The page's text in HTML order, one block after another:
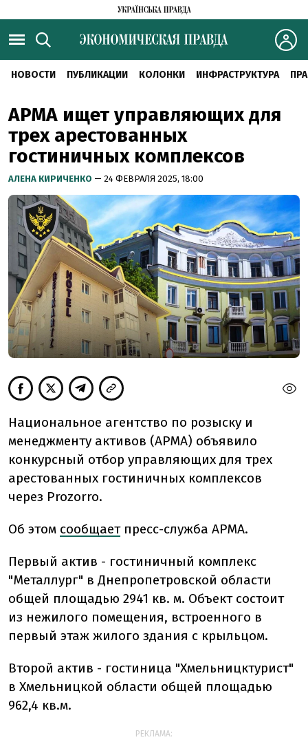
НОВОСТИ ПУБЛИКАЦИИ КОЛОНКИ ИНФРАСТРУКТУРА
АРМА ищет управляющих для
трех арестованных
гостиничных комплексов
АЛЕНА КИРИЧЕНКО — 24 ФЕВРАЛЯ 2025, 18:00
Национальное агентство по розыску и
менеджменту активов (АРМА) объявило
конкурсный отбор управляющих для трех
арестованных гостиничных комплексов
через Prozorro.
Об этом сообщаетпресс-служба АРМА.
Первый актив - гостиничный комплекс
"Металлург" в Днепропетровской области
общей площадью 2941 кв. м. Объект состоит
из нежилого помещения, встроенного в
первый этаж жилого здания с крыльцом.
Второй актив - гостиница "Хмельницктурист"
в Хмельницкой области общей площадью
962,4 кв.м.
РЕКЛАМА: